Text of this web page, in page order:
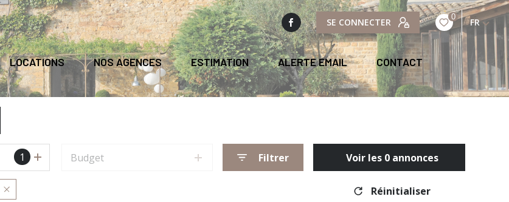
SE CONNECTER 0 FR
LOCATIONS NOS AGENCES ESTIMATION ALERTE EMAIL CONTACT
1 Budget Filtrer Voir les 0 annonces
Réinitialiser